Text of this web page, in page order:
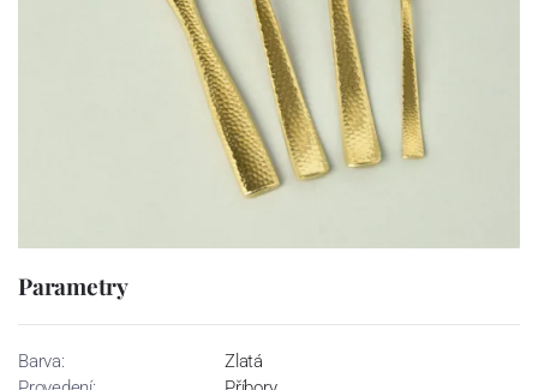
Parametry
Barva:
Zlatá